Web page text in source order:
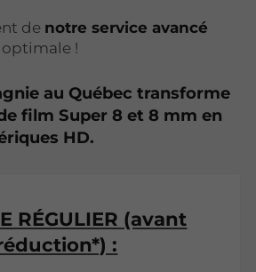
de notre service avancé
!
au Québec transforme
film Super 8 et 8 mm en
HD.
RÉGULIER (avant
: